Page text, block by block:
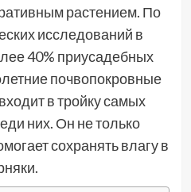
растением. По
исследований в
40% приусадебных
почвопокровные
в тройку самых
них. Он не только
сохранять влагу в